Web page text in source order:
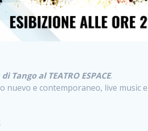
Tango al TEATRO ESPACE.
nuevo e contemporaneo, live music